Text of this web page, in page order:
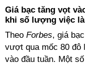
Giá bạc tăng vọt
khi số lượng việc
Theo Forbes, giá
vượt qua mốc 80 đô
vào đầu tuần. Một